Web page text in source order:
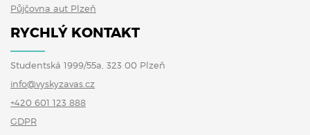
Půjčovna aut Plzeň
RYCHLÝ KONTAKT
Studentská 1999/55a, 323 00 Plzeň
info@vyskyzavas.cz
+420 601 123 888
GDPR